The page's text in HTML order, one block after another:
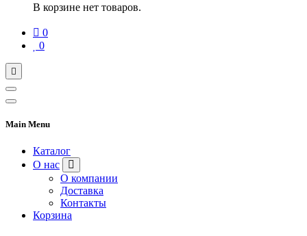
В корзине нет товаров.
0
0
Main Menu
Каталог
О нас
О компании
Доставка
Контакты
Корзина